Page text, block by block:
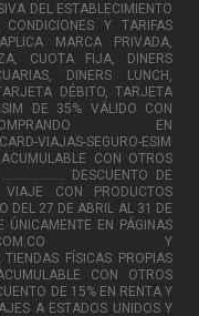
DEL ESTABLECIMIENTO
Y TARIFAS
MARCA PRIVADA,
CUOTA FIJA, DINERS
DINERS LUNCH,
DÉBITO, TARJETA
DE 35% VÁLIDO CON
EN
VIAJAS-SEGURO-ESIM
CON OTROS
DESCUENTO DE
CON PRODUCTOS
DEL 27 DE ABRIL AL 31 DE
ÚNICAMENTE EN PÁGINAS
Y
FÍSICAS PROPIAS
CON OTROS
DE 15% EN RENTA Y
A ESTADOS UNIDOS Y